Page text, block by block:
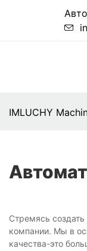
IMLUCHY
Стремясь
компании. Мы в
качества-это